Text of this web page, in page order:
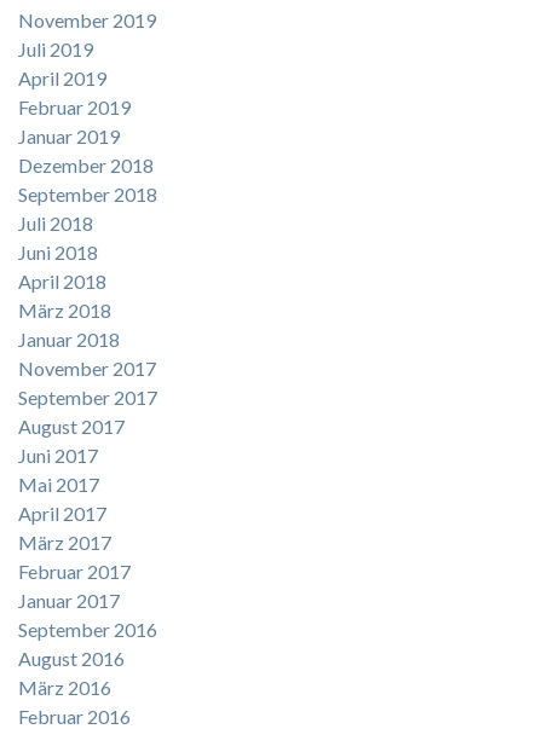
November 2019
Juli 2019
April 2019
Februar 2019
Januar 2019
Dezember 2018
September 2018
Juli 2018
Juni 2018
April 2018
März 2018
Januar 2018
November 2017
September 2017
August 2017
Juni 2017
Mai 2017
April 2017
März 2017
Februar 2017
Januar 2017
September 2016
August 2016
März 2016
Februar 2016